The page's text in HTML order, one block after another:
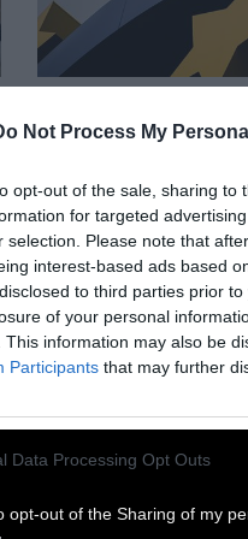
Not Process My
opt-out of the sale, sharing
for targeted
selection. Please note that
interest-based ads based
to third parties prior
of your personal
This information may also be
Participants that may further
Data Processing Opt Outs
opt-out of the Sharing of my
ΠΡΟΠΑΓΑΝΔΑ
Ποιος
της
Σε πρωτοφανή
πανδημίας.
14 Μαΐου 2021